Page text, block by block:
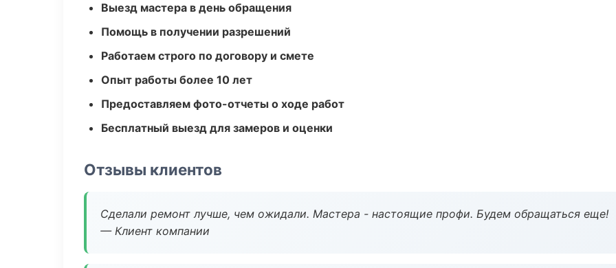
Выезд мастера в день обращения
Помощь в получении разрешений
Работаем строго по договору и смете
Опыт работы более 10 лет
Предоставляем фото-отчеты о ходе работ
Бесплатный выезд для замеров и оценки
Отзывы клиентов
Сделали ремонт лучше, чем ожидали. Мастера - настоящие профи. Будем обращаться еще!
— Клиент компании